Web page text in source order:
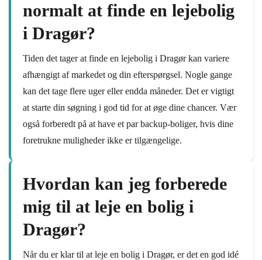
normalt at finde en lejebolig
i Dragør?
Tiden det tager at finde en lejebolig i Dragør kan variere
afhængigt af markedet og din efterspørgsel. Nogle gange
kan det tage flere uger eller endda måneder. Det er vigtigt
at starte din søgning i god tid for at øge dine chancer. Vær
også forberedt på at have et par backup-boliger, hvis dine
foretrukne muligheder ikke er tilgængelige.
Hvordan kan jeg forberede
mig til at leje en bolig i
Dragør?
Når du er klar til at leje en bolig i Dragør, er det en god idé